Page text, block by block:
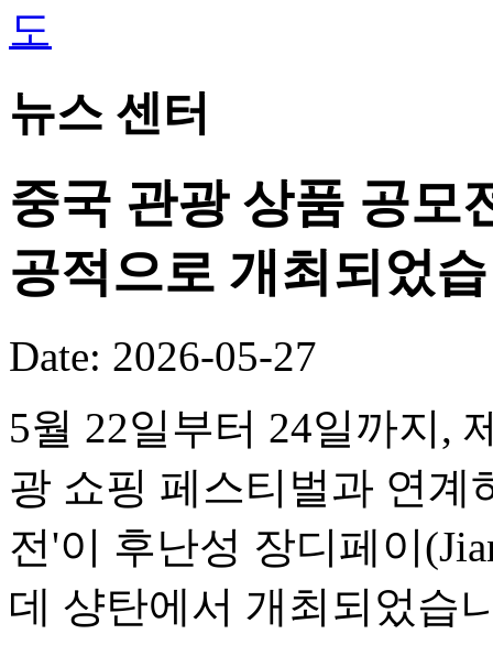
뉴스 센터
중국 관광 상품 공모
공적으로 개최되었
Date: 2026-05-27
5월 22일부터 24일까지,
광 쇼핑 페스티벌과 연계
전'이 후난성 장디페이
데 샹탄에서 개최되었습